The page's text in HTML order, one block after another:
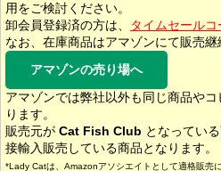
用をご検討ください。
卸会員登録済の方は、
タイムセールコ
なお、在庫商品はアマゾンにて販売継
アマゾンの売り場へ
アマゾンでは弊社以外も同じ商品や
ります。
販売元が Cat Fish Club となってい
接輸入販売している商品となります。
*Lady Catは、Amazonアソシエイトとして適格販売